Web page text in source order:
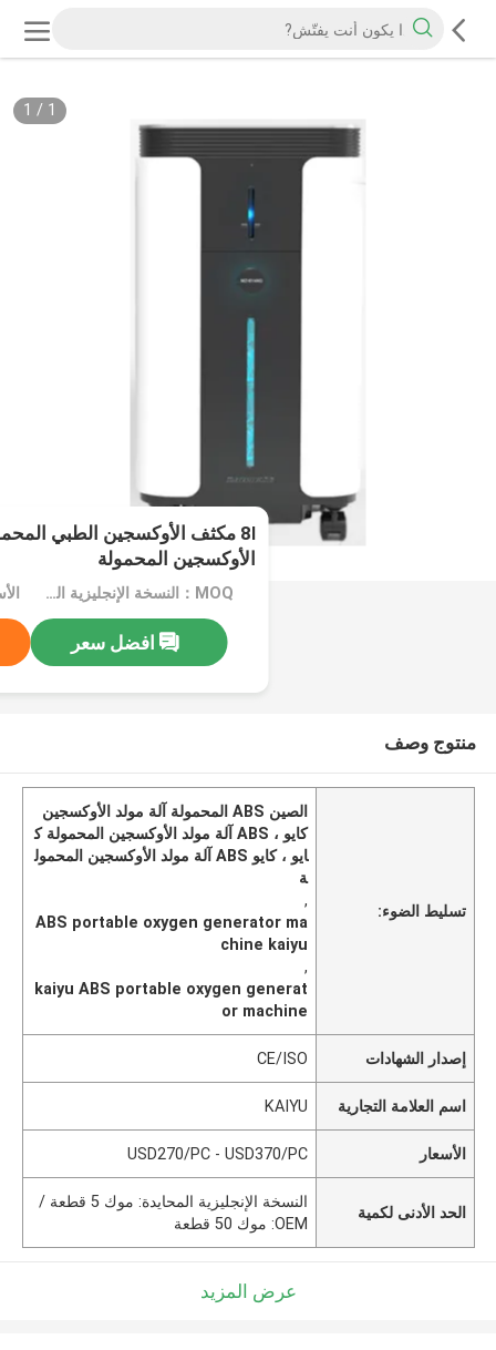
1
/
1
الأوكسجين المحمولة
MOQ：النسخة الإنجليزية المحايدة: موك 5 قطعة / OEM: موك 50 قطعة
افضل سعر
منتوج وصف
تسليط الضوء:
الصين ABS المحمولة آلة مولد الأوكسجين
كايو ، ABS آلة مولد الأوكسجين المحمولة ك
ايو ، كايو ABS آلة مولد الأوكسجين المحمول
ة
,
ABS portable oxygen generator ma
chine kaiyu
,
kaiyu ABS portable oxygen generat
or machine
إصدار الشهادات CE/ISO
اسم العلامة التجارية KAIYU
الأسعار USD270/PC - USD370/PC
الحد الأدنى لكمية
النسخة الإنجليزية المحايدة: موك 5 قطعة /
OEM: موك 50 قطعة
عرض المزيد